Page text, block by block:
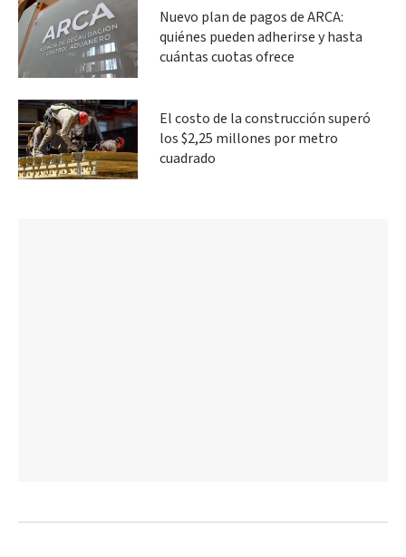
Nuevo plan de pagos de ARCA:
quiénes pueden adherirse y hasta
cuántas cuotas ofrece
El costo de la construcción superó
los $2,25 millones por metro
cuadrado